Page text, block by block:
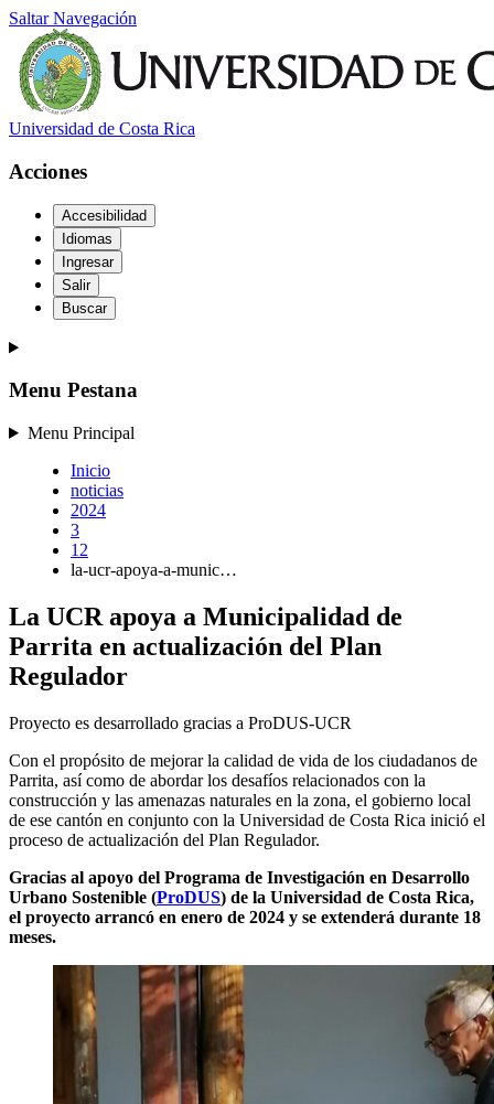
Saltar Navegación
Universidad de Costa Rica
Acciones
Accesibilidad
Idiomas
Ingresar
Salir
Buscar
Menu Pestana
Menu Principal
Inicio
noticias
2024
3
12
la-ucr-apoya-a-munic…
La UCR apoya a Municipalidad de
Parrita en actualización del Plan
Regulador
Proyecto es desarrollado gracias a ProDUS-UCR
Con el propósito de mejorar la calidad de vida de los ciudadanos de
Parrita, así como de abordar los desafíos relacionados con la
construcción y las amenazas naturales en la zona, el gobierno local
de ese cantón en conjunto con la Universidad de Costa Rica inició el
proceso de actualización del Plan Regulador.
Gracias al apoyo del Programa de Investigación en Desarrollo
Urbano Sostenible (ProDUS) de la Universidad de Costa Rica,
el proyecto arrancó en enero de 2024 y se extenderá durante 18
meses.